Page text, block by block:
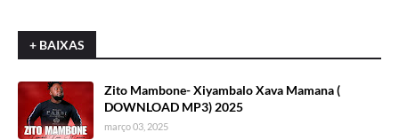
+ BAIXAS
Zito Mambone- Xiyambalo Xava Mamana (
DOWNLOAD MP3) 2025
março 03, 2025